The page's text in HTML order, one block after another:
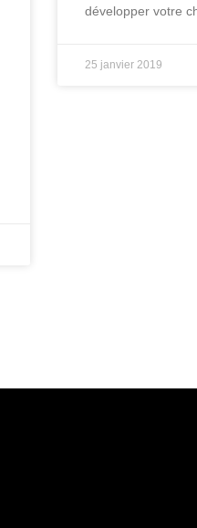
développer votre
25 janvier 2019